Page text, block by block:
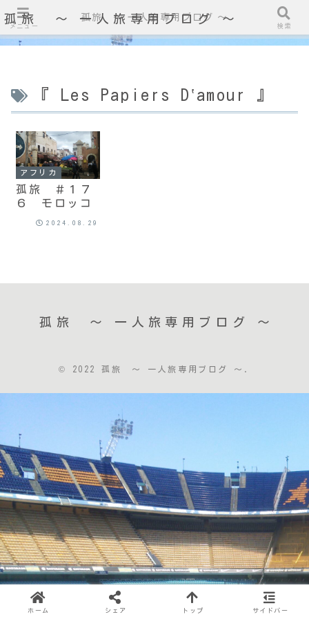
孤旅 〜 一人旅専用ブログ ～
『 Les Papiers D‛amour 』
アフリカ
孤旅 ＃１７
６ モロッコ
2024.08.29
孤旅 〜 一人旅専用ブログ ～
© 2022 孤旅 〜 一人旅専用ブログ ～.
メニュー
孤旅 〜 一人旅専用ブログ ～
検索
ホーム シェア トップ サイドバー